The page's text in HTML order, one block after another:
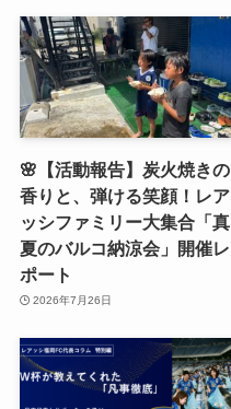
🌸【活動報告】炭火焼きの
香りと、弾ける笑顔！レア
ッシファミリー大集合「真
夏のバルコ納涼会」開催レ
ポート
2026年7月26日